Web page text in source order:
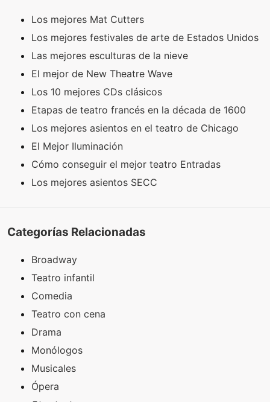
Los mejores Mat Cutters
Los mejores festivales de arte de Estados Unidos
Las mejores esculturas de la nieve
El mejor de New Theatre Wave
Los 10 mejores CDs clásicos
Etapas de teatro francés en la década de 1600
Los mejores asientos en el teatro de Chicago
El Mejor Iluminación
Cómo conseguir el mejor teatro Entradas
Los mejores asientos SECC
Categorías Relacionadas
Broadway
Teatro infantil
Comedia
Teatro con cena
Drama
Monólogos
Musicales
Ópera